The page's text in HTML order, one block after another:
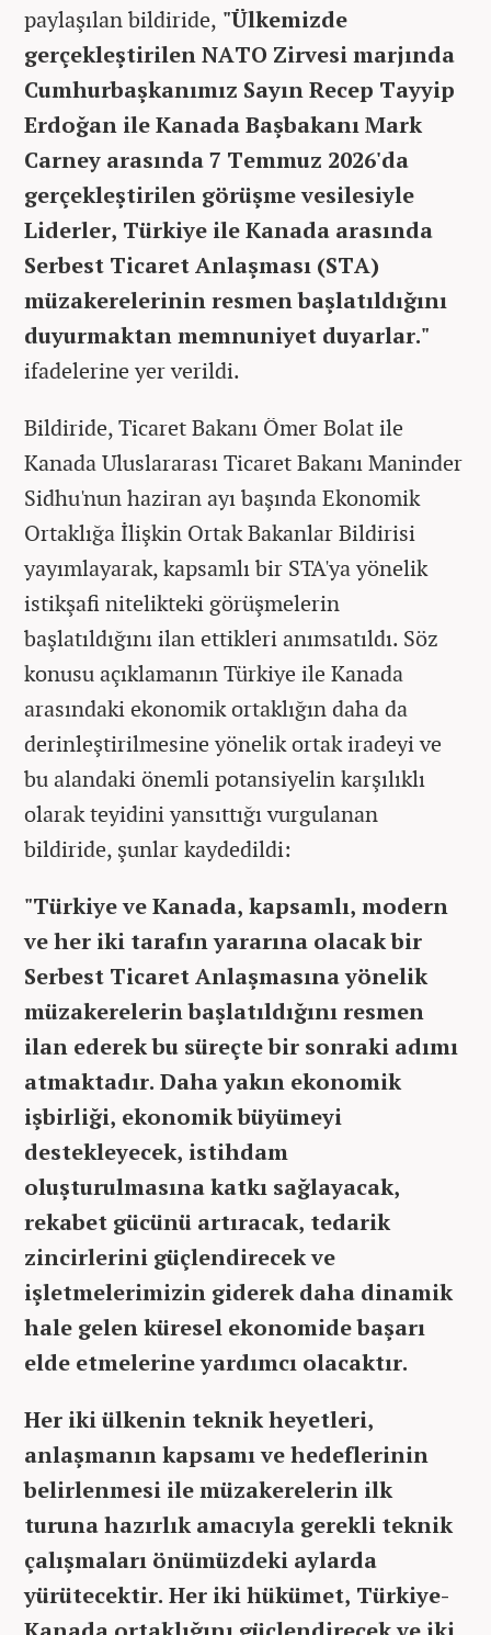
paylaşılan bildiride, "Ülkemizde
gerçekleştirilen NATO Zirvesi marjında
Cumhurbaşkanımız Sayın Recep Tayyip
Erdoğan ile Kanada Başbakanı Mark
Carney arasında 7 Temmuz 2026'da
gerçekleştirilen görüşme vesilesiyle
Liderler, Türkiye ile Kanada arasında
Serbest Ticaret Anlaşması (STA)
müzakerelerinin resmen başlatıldığını
duyurmaktan memnuniyet duyarlar."
ifadelerine yer verildi.
Bildiride, Ticaret Bakanı Ömer Bolat ile
Kanada Uluslararası Ticaret Bakanı Maninder
Sidhu'nun haziran ayı başında Ekonomik
Ortaklığa İlişkin Ortak Bakanlar Bildirisi
yayımlayarak, kapsamlı bir STA'ya yönelik
istikşafi nitelikteki görüşmelerin
başlatıldığını ilan ettikleri anımsatıldı. Söz
konusu açıklamanın Türkiye ile Kanada
arasındaki ekonomik ortaklığın daha da
derinleştirilmesine yönelik ortak iradeyi ve
bu alandaki önemli potansiyelin karşılıklı
olarak teyidini yansıttığı vurgulanan
bildiride, şunlar kaydedildi:
"Türkiye ve Kanada, kapsamlı, modern
ve her iki tarafın yararına olacak bir
Serbest Ticaret Anlaşmasına yönelik
müzakerelerin başlatıldığını resmen
ilan ederek bu süreçte bir sonraki adımı
atmaktadır. Daha yakın ekonomik
işbirliği, ekonomik büyümeyi
destekleyecek, istihdam
oluşturulmasına katkı sağlayacak,
rekabet gücünü artıracak, tedarik
zincirlerini güçlendirecek ve
işletmelerimizin giderek daha dinamik
hale gelen küresel ekonomide başarı
elde etmelerine yardımcı olacaktır.
Her iki ülkenin teknik heyetleri,
anlaşmanın kapsamı ve hedeflerinin
belirlenmesi ile müzakerelerin ilk
turuna hazırlık amacıyla gerekli teknik
çalışmaları önümüzdeki aylarda
yürütecektir. Her iki hükümet, Türkiye-